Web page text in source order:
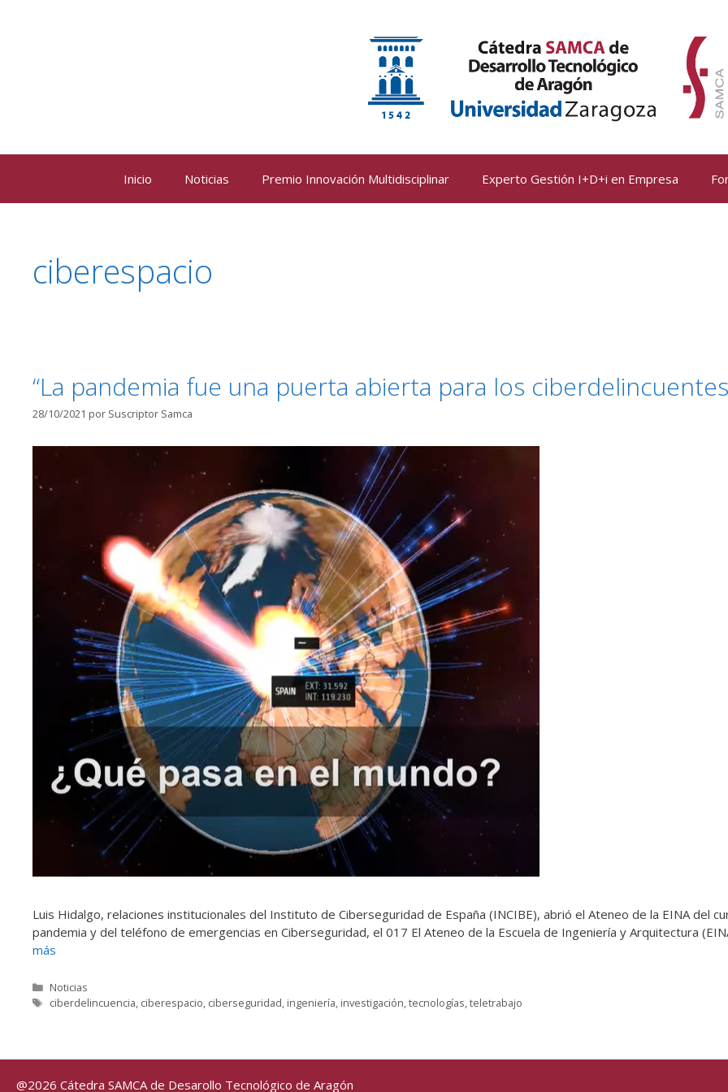
Inicio Noticias Premio Innovación Multidisciplinar Experto Gestión I+D+i en Empresa
ciberespacio
“La pandemia fue una puerta abierta para los
28/10/2021 por Suscriptor Samca
Luis Hidalgo, relaciones institucionales del Instituto de Ciberseguridad de España (INCIBE), abrió el Ateneo de la EINA del
pandemia y del teléfono de emergencias en Ciberseguridad, el 017 El Ateneo de la Escuela de Ingeniería y Arquitectura
más
Categorías
Noticias
Etiquetas
ciberdelincuencia, ciberespacio, ciberseguridad, ingeniería, investigación,tecnologías,teletrabajo
@2026 Cátedra SAMCA de Desarollo Tecnológico de Aragón